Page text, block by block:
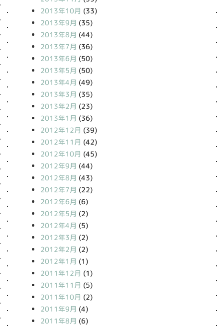
2013年10月 (33)
2013年9月 (35)
2013年8月 (44)
2013年7月 (36)
2013年6月 (50)
2013年5月 (50)
2013年4月 (49)
2013年3月 (35)
2013年2月 (23)
2013年1月 (36)
2012年12月 (39)
2012年11月 (42)
2012年10月 (45)
2012年9月 (44)
2012年8月 (43)
2012年7月 (22)
2012年6月 (6)
2012年5月 (2)
2012年4月 (5)
2012年3月 (2)
2012年2月 (2)
2012年1月 (1)
2011年12月 (1)
2011年11月 (5)
2011年10月 (2)
2011年9月 (4)
2011年8月 (6)